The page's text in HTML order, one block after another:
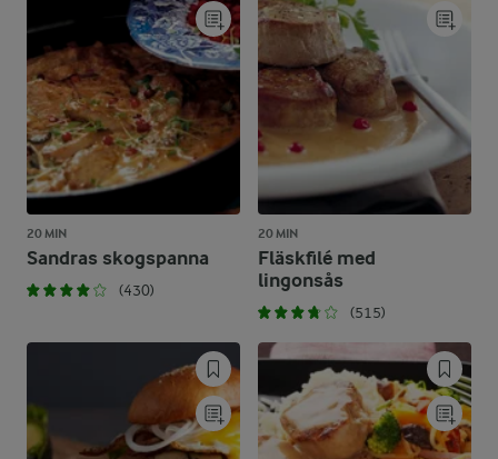
20 MIN
Sandras skogspanna
(430)
20 MIN
Fläskfilé med
lingonsås
(515)